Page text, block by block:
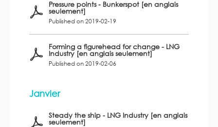
Pressure points - Bunkerspot [en anglais
seulement]
Published on 2019-02-19
Forming a figurehead for change - LNG
Industry [en anglais seulement]
Published on 2019-02-06
Janvier
Steady the ship - LNG Industry [en anglais
seulement]